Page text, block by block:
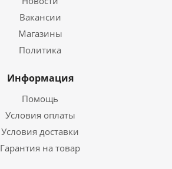
Вакансии
Магазины
Политика
Информация
Помощь
Условия оплаты
Условия доставки
Гарантия на товар